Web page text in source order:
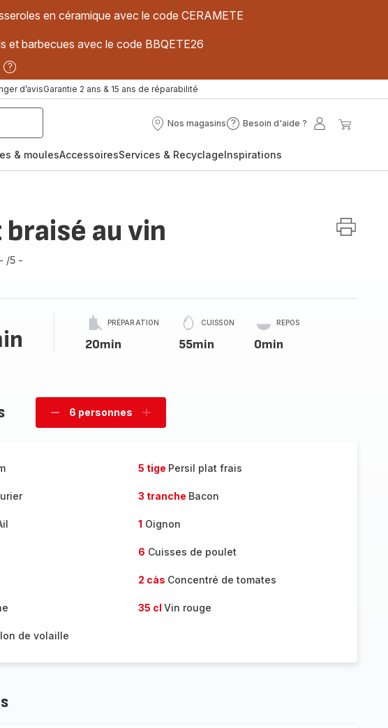
en céramique avec le code CERAMETE
et barbecues avec le code BBQETE26
d’avisGarantie 2 ans & 15 ans de réparabilité
Nos magasins
Nos
Besoin d'aide ?
Besoin
?
Mon
& moulesAccessoiresServices & RecyclageInspirations
au vin
- /5 -
PRÉPARATION
20min
CUISSON
55min
REPOS
0min
Supprimer
6 personnes
Ajouter
5 tige Persil plat frais
3 tranche Bacon
1 Oignon
6 Cuisses de poulet
2 càs Concentré de tomates
35 cl Vin rouge
de volaille